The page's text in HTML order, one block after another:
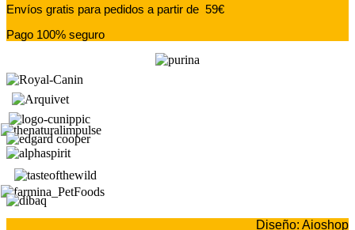
Envíos gratis para pedidos a partir de 59€
Pago 100% seguro
Diseño: Aioshop